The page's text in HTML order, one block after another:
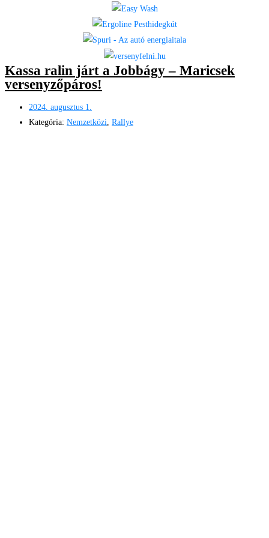
Kassa ralin járt a Jobbágy – Maricsek
versenyzőpáros!
2024. augusztus 1.
Kategória: Nemzetközi Rallye